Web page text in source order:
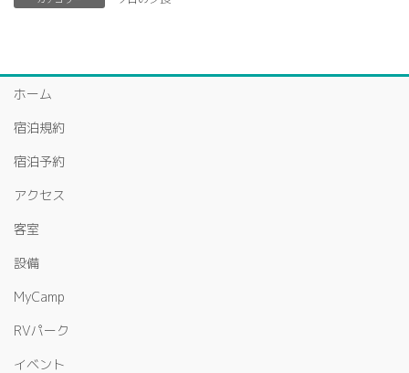
ホーム
宿泊規約
宿泊予約
アクセス
客室
設備
MyCamp
RVパーク
イベント